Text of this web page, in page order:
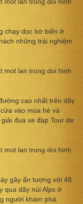
chạy dọc bờ biển ở
những trải nghiệm
cao nhất trên dãy
vào mùa hè và
đua xe đạp Tour de
gây ấn tượng với 48
qua dãy núi Alps ở
người khám phá.